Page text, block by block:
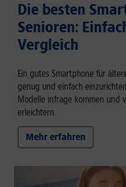
Die besten
Senioren:
Vergleich
Ein gutes Smartphone für
genug und einfach
Modelle infrage kommen und
erleichtern.
Mehr erfahren